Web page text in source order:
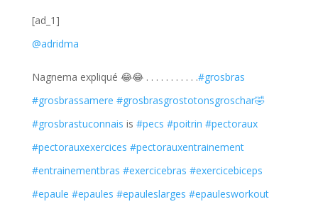
[ad_1]
@adridma
Nagnema expliqué 😂😂 . . . . . . . . . . .#grosbras
#grosbrassamere #grosbrasgrostotonsgroschar🤣
#grosbrastuconnais is #pecs #poitrin #pectoraux
#pectorauxexercices #pectorauxentrainement
#entrainementbras #exercicebras #exercicebiceps
#epaule #epaules #epauleslarges #epaulesworkout